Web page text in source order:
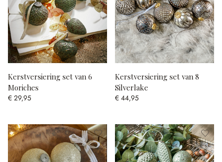
Kerstversiering set van 6
Moriches
€ 29,95
Kerstversiering set van 8
Silverlake
€ 44,95